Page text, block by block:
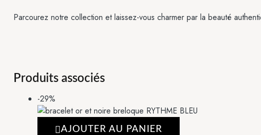
Parcourez notre collection et laissez-vous charmer par la beauté
Produits associés
-29%
AJOUTER AU PANIER